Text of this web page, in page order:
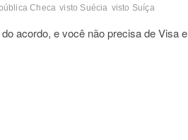
Checa visto Suécia visto Suíça
acordo, e você não precisa de Visa